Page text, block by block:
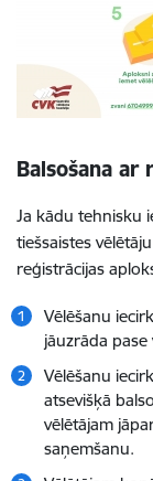
Balsošana ar
Ja kādu tehnisku
tiešsaistes
reģistrācijas
Vēlēšanu
jāuzrāda pase
Vēlēšanu
atsevišķā
vēlētājam
saņemšanu.